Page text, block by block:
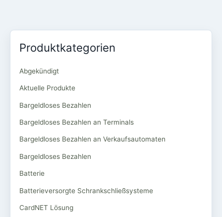
Produktkategorien
Abgekündigt
Aktuelle Produkte
Bargeldloses Bezahlen
Bargeldloses Bezahlen an Terminals
Bargeldloses Bezahlen an Verkaufsautomaten
Bargeldloses Bezahlen
Batterie
Batterieversorgte Schrankschließsysteme
CardNET Lösung